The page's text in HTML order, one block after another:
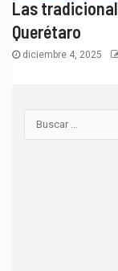
Las
Querétaro
diciembre 4, 2025